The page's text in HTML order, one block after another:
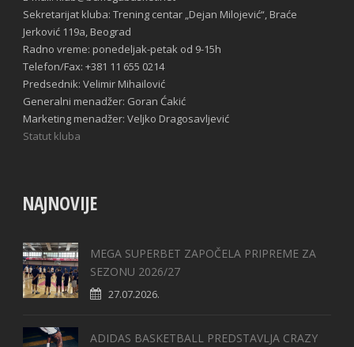
Sekretarijat kluba: Trening centar „Dejan Milojević“, Braće
Jerković 119a, Beograd
Radno vreme: ponedeljak-petak od 9-15h
Telefon/Fax: +381 11 655 0214
Predsednik: Velimir Mihailović
Generalni menadžer: Goran Ćakić
Marketing menadžer: Veljko Dragosavljević
Statut kluba
NAJNOVIJE
MEGA SUPERBET ZAPOČELA PRIPREME ZA
SEZONU 2026/27
27.07.2026.
ADIDAS BASKETBALL PREDSTAVLJA CRAZY